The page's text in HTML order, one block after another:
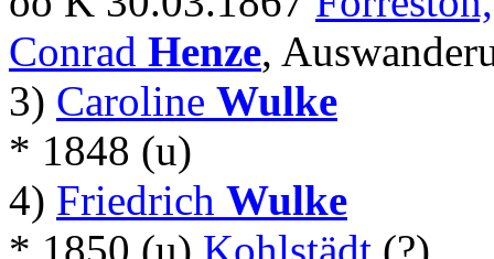
Conrad Henze,
3) Caroline Wulke
* 1848 (u)
4) Friedrich Wulke